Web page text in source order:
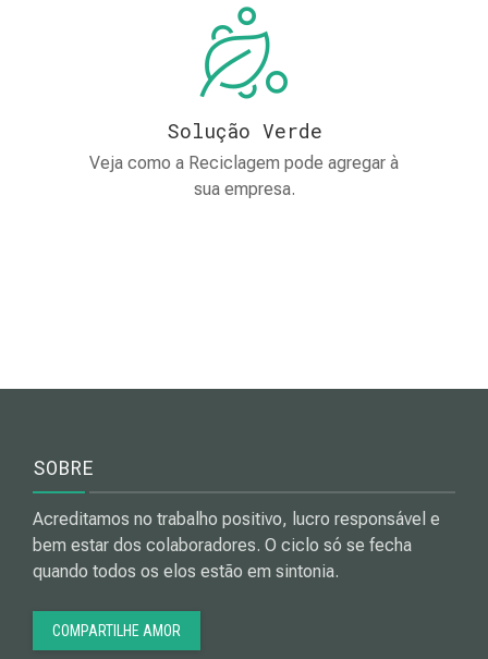
Solução Verde
Veja como a Reciclagem pode agregar à
sua empresa.
SOBRE
Acreditamos no trabalho positivo, lucro responsável e
bem estar dos colaboradores. O ciclo só se fecha
quando todos os elos estão em sintonia.
COMPARTILHE AMOR